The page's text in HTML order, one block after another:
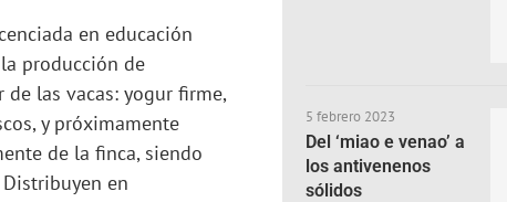
en educación
producción de
las vacas: yogur firme,
y próximamente
de la finca, siendo
en
5 febrero 2023
Del ‘miao e venao’ a
los antivenenos
sólidos